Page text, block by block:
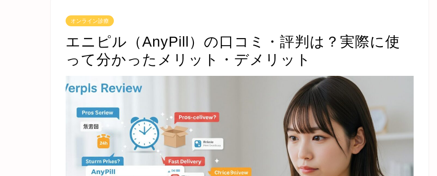
オンライン診療
エニピル（AnyPill）の口コミ・評判は？実際に使
って分かったメリット・デメリット